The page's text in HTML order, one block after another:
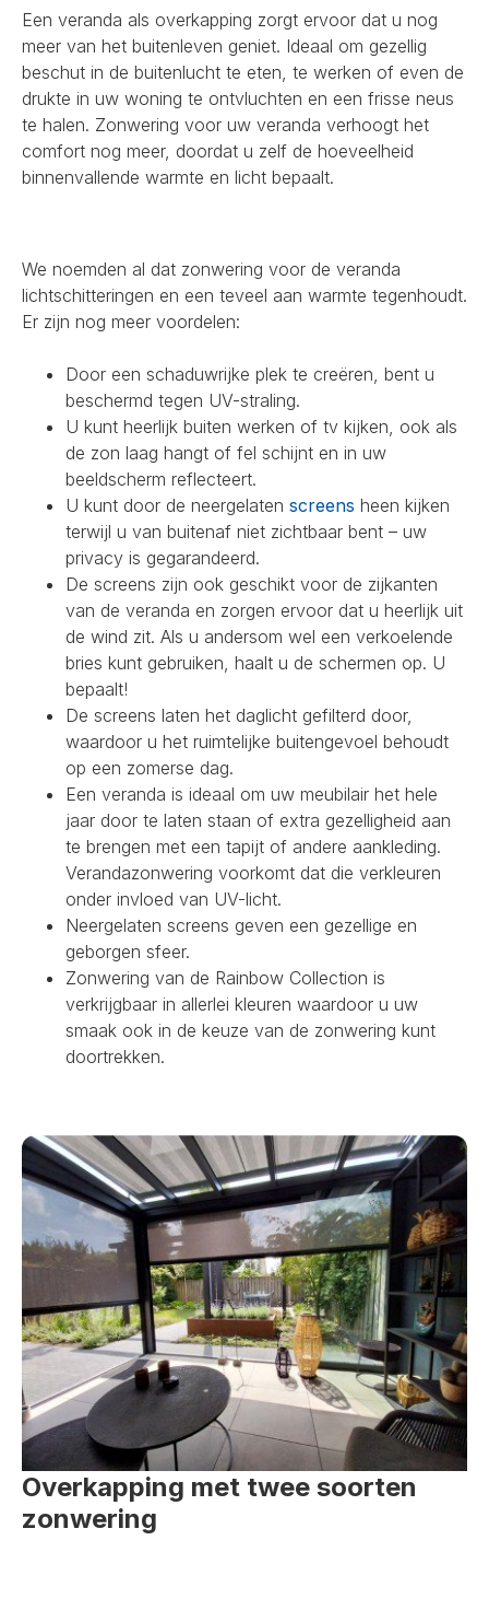
Een veranda als overkapping zorgt ervoor dat u nog
meer van het buitenleven geniet. Ideaal om gezellig
beschut in de buitenlucht te eten, te werken of even de
drukte in uw woning te ontvluchten en een frisse neus
te halen. Zonwering voor uw veranda verhoogt het
comfort nog meer, doordat u zelf de hoeveelheid
binnenvallende warmte en licht bepaalt.
We noemden al dat zonwering voor de veranda
lichtschitteringen en een teveel aan warmte tegenhoudt.
Er zijn nog meer voordelen:
Door een schaduwrijke plek te creëren, bent u
beschermd tegen UV-straling.
U kunt heerlijk buiten werken of tv kijken, ook als
de zon laag hangt of fel schijnt en in uw
beeldscherm reflecteert.
U kunt door de neergelaten screens heen kijken
terwijl u van buitenaf niet zichtbaar bent – uw
privacy is gegarandeerd.
De screens zijn ook geschikt voor de zijkanten
van de veranda en zorgen ervoor dat u heerlijk uit
de wind zit. Als u andersom wel een verkoelende
bries kunt gebruiken, haalt u de schermen op. U
bepaalt!
De screens laten het daglicht gefilterd door,
waardoor u het ruimtelijke buitengevoel behoudt
op een zomerse dag.
Een veranda is ideaal om uw meubilair het hele
jaar door te laten staan of extra gezelligheid aan
te brengen met een tapijt of andere aankleding.
Verandazonwering voorkomt dat die verkleuren
onder invloed van UV-licht.
Neergelaten screens geven een gezellige en
geborgen sfeer.
Zonwering van de Rainbow Collection is
verkrijgbaar in allerlei kleuren waardoor u uw
smaak ook in de keuze van de zonwering kunt
doortrekken.
Overkapping met twee soorten
zonwering